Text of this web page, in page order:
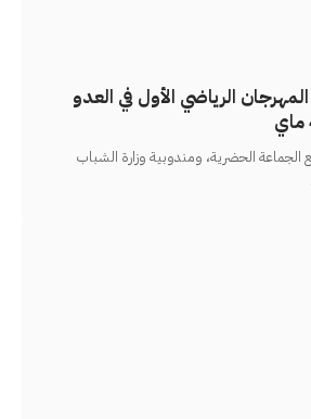
الرياضي الأول في العدو
الجماعة الحضرية، ومندوبية وزارة الشباب